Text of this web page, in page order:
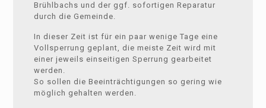
Brühlbachs und der ggf. sofortigen Reparatur
durch die Gemeinde.
In dieser Zeit ist für ein paar wenige Tage eine
Vollsperrung geplant, die meiste Zeit wird mit
einer jeweils einseitigen Sperrung gearbeitet
werden.
So sollen die Beeinträchtigungen so gering wie
möglich gehalten werden.